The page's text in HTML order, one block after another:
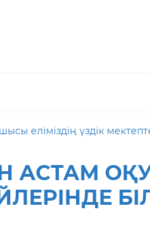
еліміздің үздік
АСТАМ